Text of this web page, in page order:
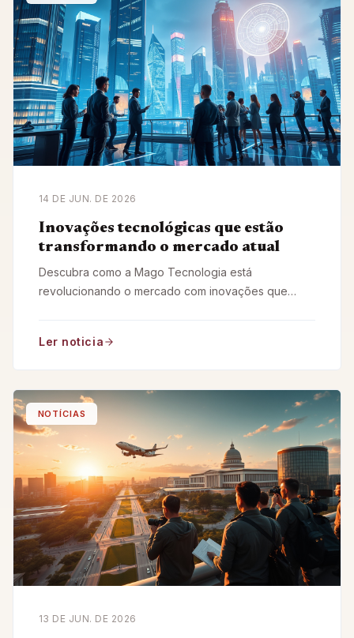
14 DE JUN. DE 2026
Inovações tecnológicas que estão
transformando o mercado atual
Descubra como a Mago Tecnologia está
revolucionando o mercado com inovações que
Ler noticia
NOTÍCIAS
13 DE JUN. DE 2026